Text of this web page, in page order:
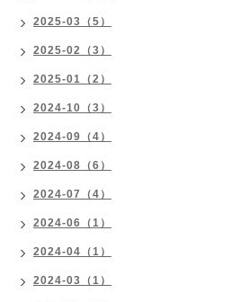
2025-03（5）
2025-02（3）
2025-01（2）
2024-10（3）
2024-09（4）
2024-08（6）
2024-07（4）
2024-06（1）
2024-04（1）
2024-03（1）